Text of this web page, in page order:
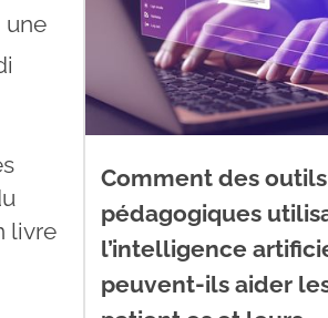
une
livre
Comment des outils
pédagogiques
l’intelligence
peuvent-ils aider